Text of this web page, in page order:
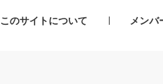
このサイトについて メンバ